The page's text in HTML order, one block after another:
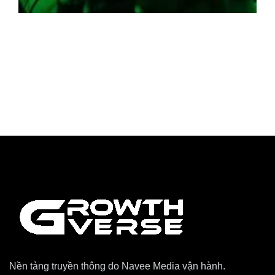
Nền tảng truyền thông do Navee Media vận hành.